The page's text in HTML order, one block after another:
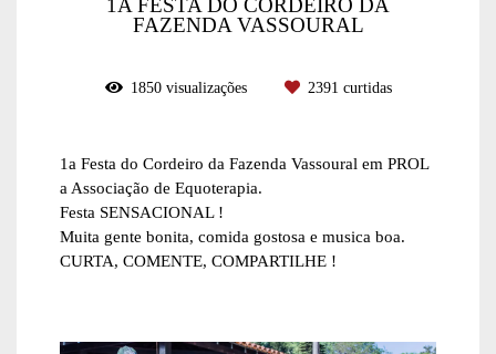
1A FESTA DO CORDEIRO DA
FAZENDA VASSOURAL
1850visualizações 2391 curtidas
1a Festa do Cordeiro da Fazenda Vassoural em PROL
a Associação de Equoterapia.
Festa SENSACIONAL !
Muita gente bonita, comida gostosa e musica boa.
CURTA, COMENTE, COMPARTILHE !